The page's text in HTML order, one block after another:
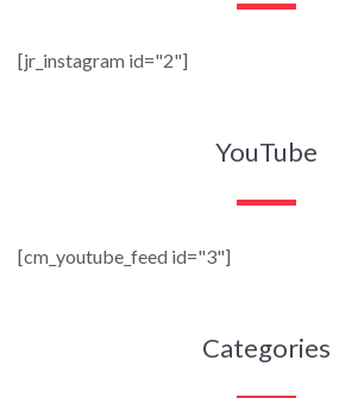
[jr_instagram id="2"]
YouTube
[cm_youtube_feed id="3"]
Categories